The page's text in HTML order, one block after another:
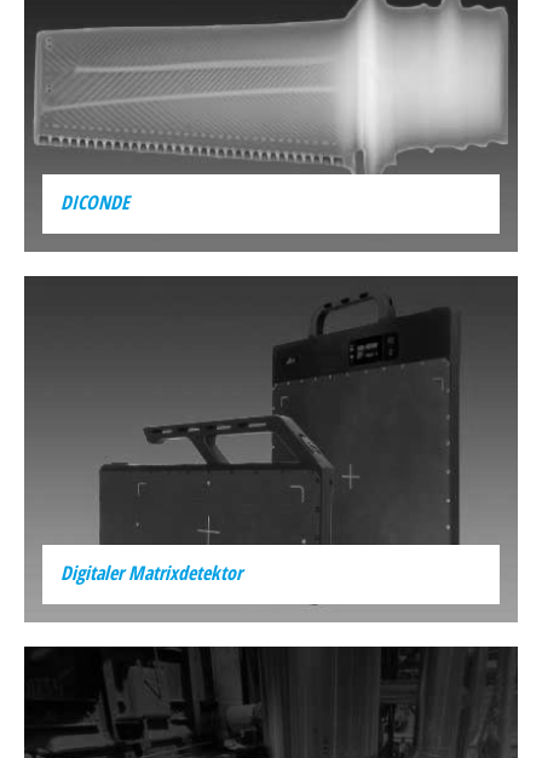
DICONDE
Digitaler Matrixdetektor